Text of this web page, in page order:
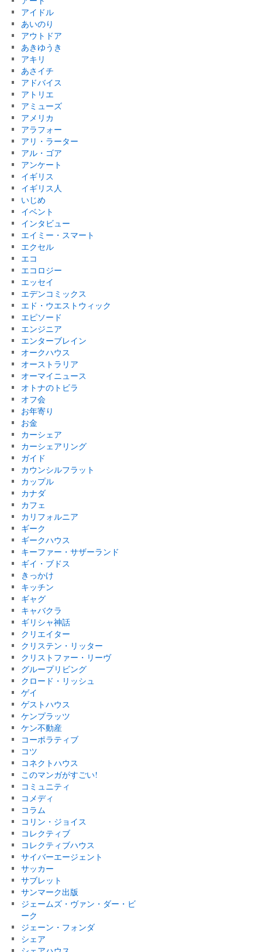
アイドル
あいのり
アウトドア
あきゆうき
アキリ
あさイチ
アドバイス
アトリエ
アミューズ
アメリカ
アラフォー
アリ・ラーター
アル・ゴア
アンケート
イギリス
イギリス人
いじめ
イベント
インタビュー
エイミー・スマート
エクセル
エコ
エコロジー
エッセイ
エデンコミックス
エド・ウエストウィック
エピソード
エンジニア
エンターブレイン
オークハウス
オーストラリア
オーマイニュース
オトナのトビラ
オフ会
お年寄り
お金
カーシェア
カーシェアリング
ガイド
カウンシルフラット
カップル
カナダ
カフェ
カリフォルニア
ギーク
ギークハウス
キーファー・サザーランド
ギイ・ブドス
きっかけ
キッチン
ギャグ
キャバクラ
ギリシャ神話
クリエイター
クリステン・リッター
クリストファー・リーヴ
グループリビング
クロード・リッシュ
ゲイ
ゲストハウス
ケンプラッツ
ケン不動産
コーポラティブ
コツ
コネクトハウス
このマンガがすごい!
コミュニティ
コメディ
コラム
コリン・ジョイス
コレクティブ
コレクティブハウス
サイバーエージェント
サッカー
サブレット
サンマーク出版
ジェームズ・ヴァン・ダー・ビ
ーク
ジェーン・フォンダ
シェア